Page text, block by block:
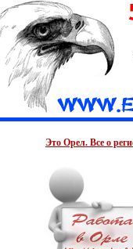
Это Орел. Все о